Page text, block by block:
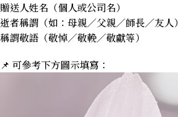
贈送人姓名（個人或公司名）
逝者稱謂（如：母親／父親／師長／友人）
稱謂敬語（敬悼／敬輓／敬獻等）
📌 可參考下方圖示填寫：